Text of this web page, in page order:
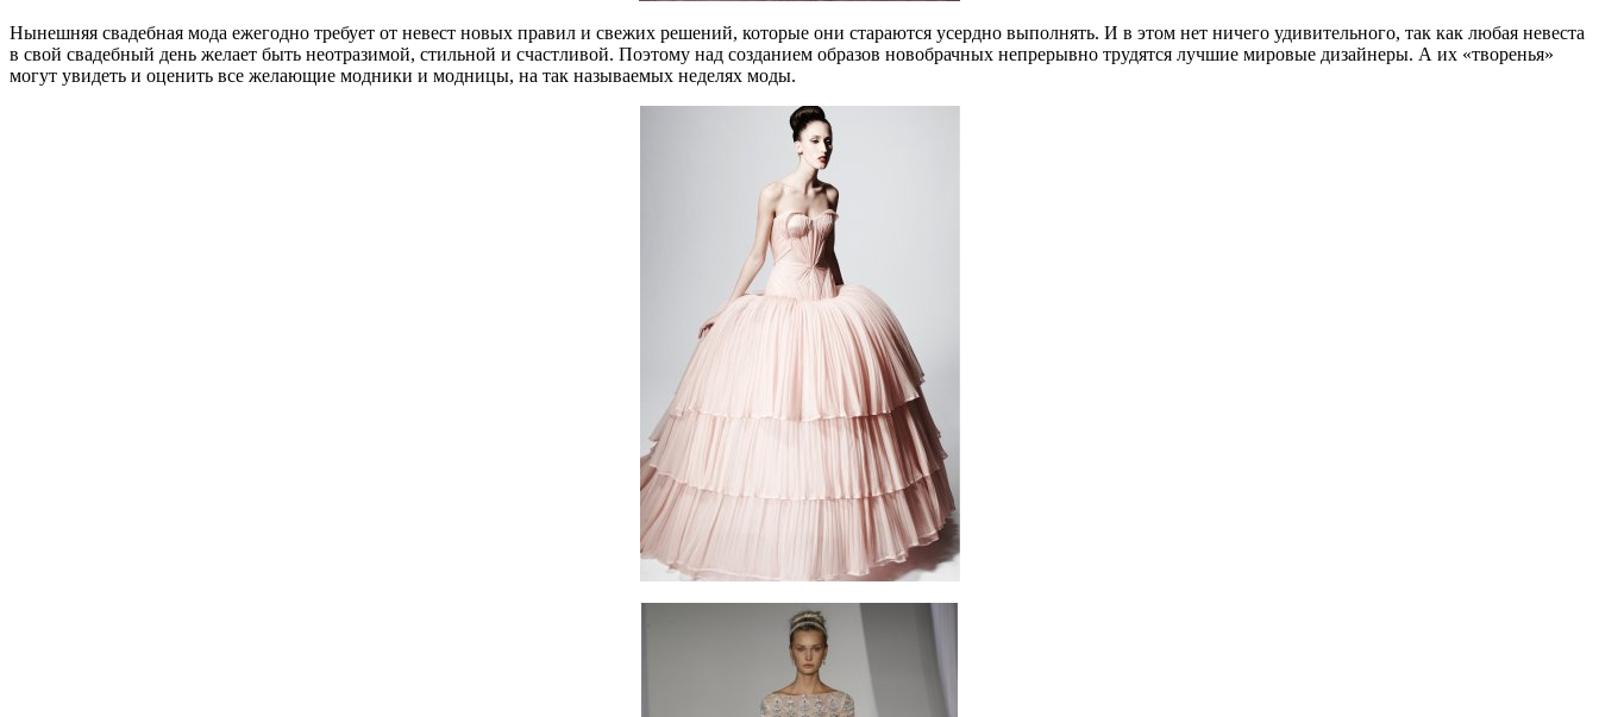
Нынешняя свадебная мода ежегодно требует от невест новых правил и свежих решений, которые они стараются усердно выполнять. И в этом нет ничего удивительного, так как любая невеста
в свой свадебный день желает быть неотразимой, стильной и счастливой. Поэтому над созданием образов новобрачных непрерывно трудятся лучшие мировые дизайнеры. А их «творенья»
могут увидеть и оценить все желающие модники и модницы, на так называемых неделях моды.